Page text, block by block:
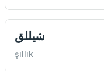
شيللق
şıllık